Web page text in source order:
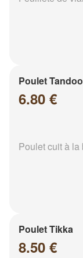
Poulet
6.80 €
Poulet cuit à
Poulet Tikka
8.50 €